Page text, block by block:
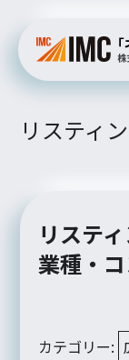
リスティ
リステ
業種・
カテゴリー: